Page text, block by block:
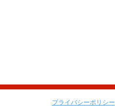
プライバシーポリシー